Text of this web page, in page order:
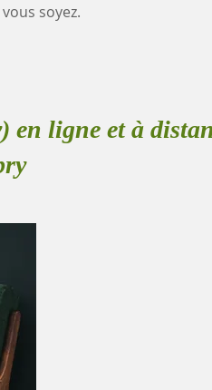
soyez.
en ligne et à